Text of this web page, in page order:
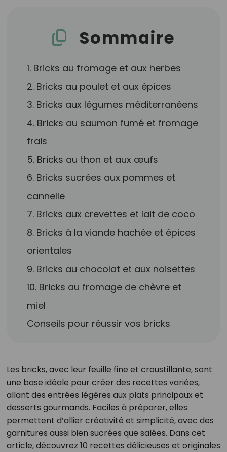
Sommaire
1. Bricks au fromage et aux herbes
2. Bricks au poulet et aux épices
3. Bricks aux légumes méditerranéens
4. Bricks au saumon fumé et fromage
frais
5. Bricks au thon et aux œufs
6. Bricks sucrées aux pommes et
cannelle
7. Bricks aux crevettes et lait de coco
8. Bricks à la viande hachée et épices
orientales
9. Bricks au chocolat et aux noisettes
10. Bricks au fromage de chèvre et
miel
Conseils pour réussir vos bricks
Les bricks, avec leur feuille fine et croustillante, sont
une base idéale pour créer des recettes variées,
allant des entrées légères aux plats principaux et
desserts gourmands. Faciles à préparer, elles
permettent d’allier créativité et simplicité, avec des
garnitures aussi bien sucrées que salées. Dans cet
article, découvrez 10 recettes délicieuses et originales